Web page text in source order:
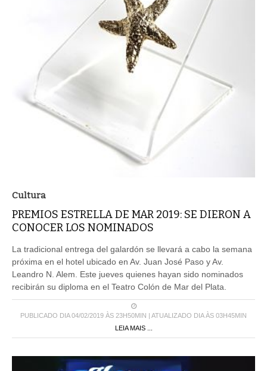
Cultura
PREMIOS ESTRELLA DE MAR 2019: SE DIERON A
CONOCER LOS NOMINADOS
La tradicional entrega del galardón se llevará a cabo la semana
próxima en el hotel ubicado en Av. Juan José Paso y Av.
Leandro N. Alem. Este jueves quienes hayan sido nominados
recibirán su diploma en el Teatro Colón de Mar del Plata.
PUBLICADO DIA 04/02/2019 ÀS 23H50MIN | ATUALIZADO DIA ÀS 03H45MIN
LEIA MAIS ...